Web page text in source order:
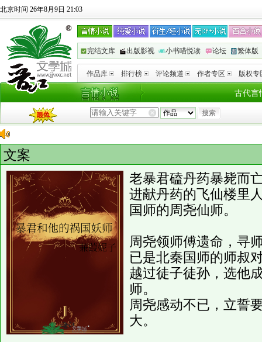
北京时间 26年8月9日 21:03
完结文库 出版影视 小书喵悦读 论坛 繁体版
作品库 排行榜 评论频道 作者专区 版权专
古代言
文案
老暴君磕丹药暴毙而
进献丹药的飞仙楼里
国师的周尧仙师。
周尧领师傅遗命，寻
已是北秦国师的师叔
越过徒子徒孙，选他
师。
周尧感动不已，立誓
大。